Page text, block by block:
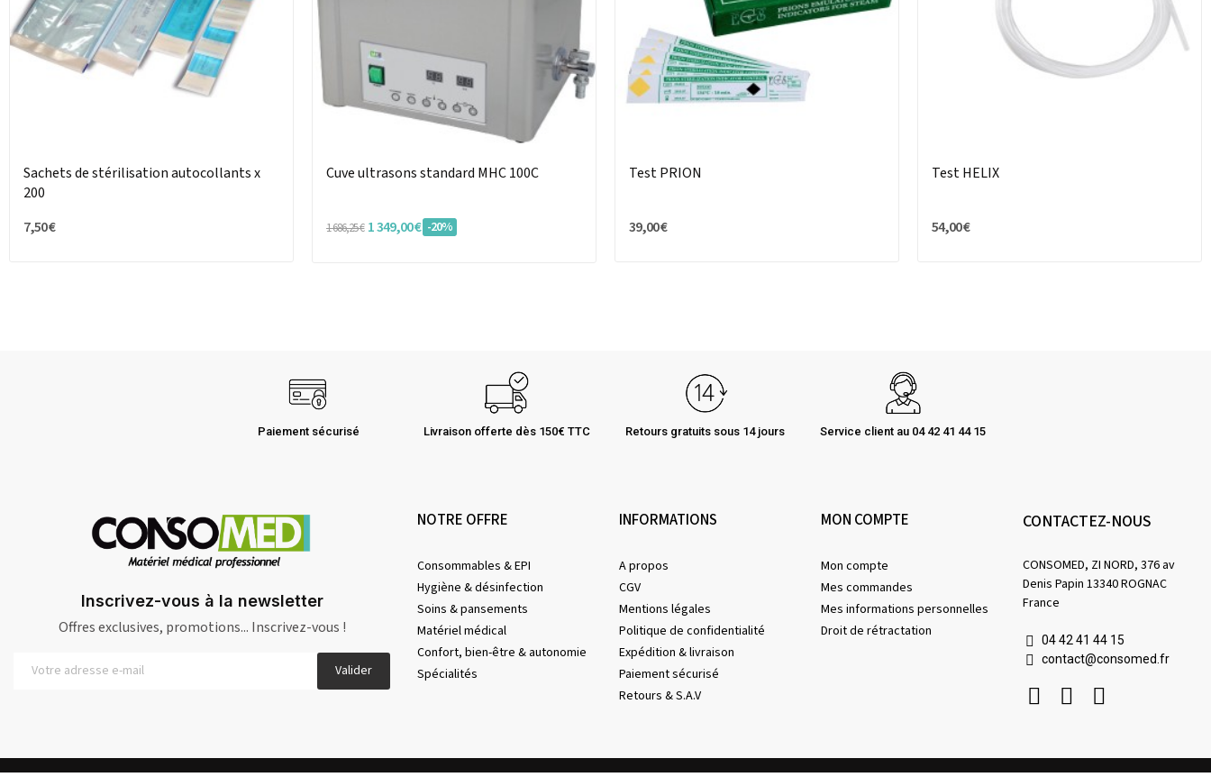
Sachets de stérilisation autocollants x
200
7,50 €
Cuve ultrasons standard MHC 100C
1 686,25 € 1 349,00 € -20%
Test PRION
39,00 €
Test HELIX
54,00 €
Paiement sécurisé Livraison offerte dès 150€ TTC Retours gratuits sous 14 jours Service client au 04 42 41 44 15
Inscrivez-vous à la newsletter
Offres exclusives, promotions... Inscrivez-vous !
Valider
NOTRE OFFRE
Consommables & EPI
Hygiène & désinfection
Soins & pansements
Matériel médical
Confort, bien-être & autonomie
Spécialités
INFORMATIONS
A propos
CGV
Mentions légales
Politique de confidentialité
Expédition & livraison
Paiement sécurisé
Retours & S.A.V
MON COMPTE
Mon compte
Mes commandes
Mes informations personnelles
Droit de rétractation
CONTACTEZ-NOUS
CONSOMED, ZI NORD, 376 av
Denis Papin 13340 ROGNAC
France
04 42 41 44 15
contact@consomed.fr